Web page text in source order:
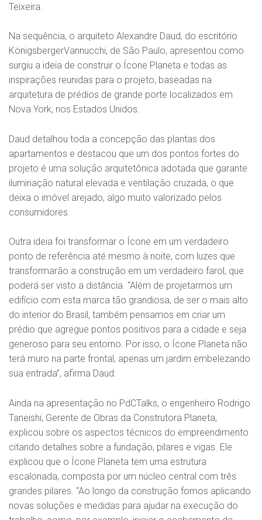
Teixeira.
Na sequência, o arquiteto Alexandre Daud, do escritório
KönigsbergerVannucchi, de São Paulo, apresentou como
surgiu a ideia de construir o Ícone Planeta e todas as
inspirações reunidas para o projeto, baseadas na
arquitetura de prédios de grande porte localizados em
Nova York, nos Estados Unidos.
Daud detalhou toda a concepção das plantas dos
apartamentos e destacou que um dos pontos fortes do
projeto é uma solução arquitetônica adotada que garante
iluminação natural elevada e ventilação cruzada, o que
deixa o imóvel arejado, algo muito valorizado pelos
consumidores.
Outra ideia foi transformar o Ícone em um verdadeiro
ponto de referência até mesmo à noite, com luzes que
transformarão a construção em um verdadeiro farol, que
poderá ser visto a distância. “Além de projetarmos um
edifício com esta marca tão grandiosa, de ser o mais alto
do interior do Brasil, também pensamos em criar um
prédio que agregue pontos positivos para a cidade e seja
generoso para seu entorno. Por isso, o Ícone Planeta não
terá muro na parte frontal, apenas um jardim embelezando
sua entrada”, afirma Daud.
Ainda na apresentação no PdCTalks, o engenheiro Rodrigo
Taneishi, Gerente de Obras da Construtora Planeta,
explicou sobre os aspectos técnicos do empreendimento
citando detalhes sobre a fundação, pilares e vigas. Ele
explicou que o Ícone Planeta tem uma estrutura
escalonada, composta por um núcleo central com três
grandes pilares. “Ao longo da construção fomos aplicando
novas soluções e medidas para ajudar na execução do